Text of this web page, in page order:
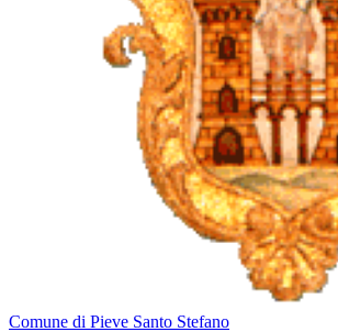
Comune di Pieve Santo Stefano